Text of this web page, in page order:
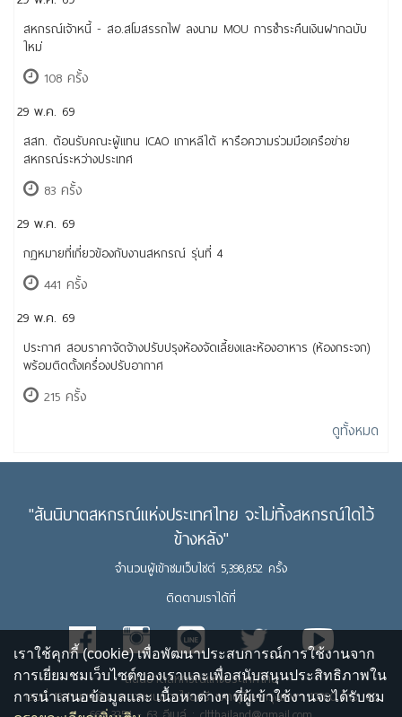
สหกรณ์เจ้าหนี้ - สอ.สโมสรรถไฟ ลงนาม MOU การชำระคืนเงินฝากฉบับ
ใหม่
108 ครั้ง
29 พ.ค. 69
สสท. ต้อนรับคณะผู้แทน ICAO เกาหลีใต้ หารือความร่วมมือเครือข่าย
สหกรณ์ระหว่างประเทศ
83 ครั้ง
29 พ.ค. 69
กฎหมายที่เกี่ยวข้องกับงานสหกรณ์ รุ่นที่ 4
441 ครั้ง
29 พ.ค. 69
ประกาศ สอบราคาจัดจ้างปรับปรุงห้องจัดเลี้ยงและห้องอาหาร (ห้องกระจก)
พร้อมติดตั้งเครื่องปรับอากาศ
215 ครั้ง
ดูทั้งหมด
"สันนิบาตสหกรณ์แห่งประเทศไทย จะไม่ทิ้งสหกรณ์ใดไว้
ข้างหลัง"
จำนวนผู้เข้าชมเว็บไซต์ 5,398,852 ครั้ง
ติดตามเราได้ที่
สันนิบาตสหกรณ์แห่งประเทศไทย
เลขที่ 13 ถนนพิชัย แขวงถนนนครไชยศรี เขตดุสิต กรุงเทพฯ 10300 โทร. 02
เราใช้คุกกี้ (cookie) เพื่อพัฒนาประสบการณ์การใช้งานจาก
การเยี่ยมชมเว็บไซต์ของเราและเพื่อสนับสนุนประสิทธิภาพใน
การนำเสนอข้อมูลและ เนื้อหาต่างๆ ที่ผู้เข้าใช้งานจะได้รับชม